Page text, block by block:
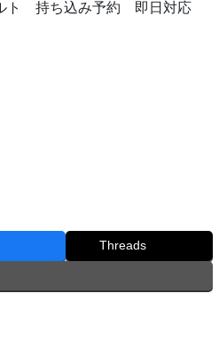
ト 持ち込み予約 即日対応
Threads